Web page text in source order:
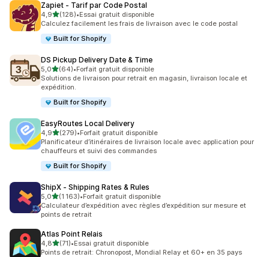
Zapiet ‑ Tarif par Code Postal
4,9étoile(s) sur 5
(128)
128 avis au total
•Essai gratuit disponible
Calculez facilement les frais de livraison avec le code postal
Built for Shopify
DS Pickup Delivery Date & Time
5,0étoile(s) sur 5
(64)
64 avis au total
•Forfait gratuit disponible
Solutions de livraison pour retrait en magasin, livraison locale et
expédition.
Built for Shopify
EasyRoutes Local Delivery
4,9étoile(s) sur 5
(279)
279 avis au total
•Forfait gratuit disponible
Planificateur d’itinéraires de livraison locale avec application pour
chauffeurs et suivi des commandes
Built for Shopify
ShipX ‑ Shipping Rates & Rules
5,0étoile(s) sur 5
(1 163)
1163 avis au total
•Forfait gratuit disponible
Calculateur d’expédition avec règles d’expédition sur mesure et
points de retrait
Atlas Point Relais
4,8étoile(s) sur 5
(71)
71 avis au total
•Essai gratuit disponible
Points de retrait: Chronopost, Mondial Relay et 60+ en 35 pays